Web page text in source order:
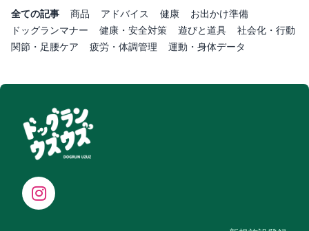
全ての記事 商品 アドバイス 健康
お出かけ準備
ドッグランマナー
健康・安全対策 遊びと道具
社会化・行動
関節・足腰ケア
疲労・体調管理 運動・身体データ